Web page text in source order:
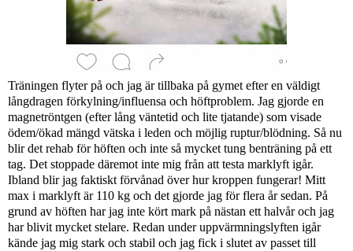
Träningen flyter på och jag är tillbaka på gymet efter en väldigt
långdragen förkylning/influensa och höftproblem. Jag gjorde en
magnetröntgen (efter lång väntetid och lite tjatande) som visade
ödem/ökad mängd vätska i leden och möjlig ruptur/blödning. Så nu
blir det rehab för höften och inte så mycket tung benträning på ett
tag. Det stoppade däremot inte mig från att testa marklyft igår.
Ibland blir jag faktiskt förvånad över hur kroppen fungerar! Mitt
max i marklyft är 110 kg och det gjorde jag för flera år sedan. På
grund av höften har jag inte kört mark på nästan ett halvår och jag
har blivit mycket stelare. Redan under uppvärmningslyften igår
kände jag mig stark och stabil och jag fick i slutet av passet till